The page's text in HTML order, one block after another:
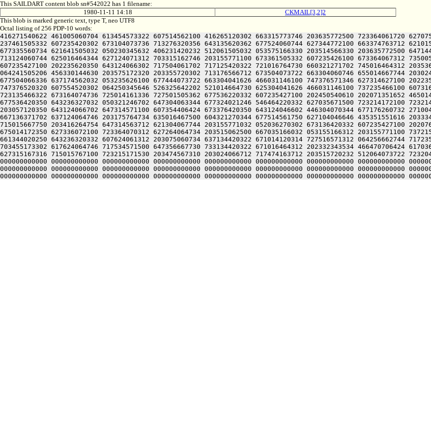
This SAILDART content blob sn#542022 has 1 filename:
1980-11-11 14:18
CKMAIL[3,2]2
This blob is marked generic text, type T, neo UTF8
Octal listing of 256 PDP-10 words:
416271540622 461005060704 613454573322 607514562100 416265120302 663315773746 203635772500 723364061720
237461505332 607235420302 673104073736 713276320356 643135620362 677524060744 627344772100 663374763712
677335560734 621641505032 050230345632 406231420232 512061505032 053575166330 203514566330 203635772500
713124060744 625016464344 627124071312 703315162746 203155771100 673361505332 607235426100 673364067312
607235427100 202235620350 643124066302 717504061702 717125420322 721016764730 660321271702 745016464312
064241505206 456330144630 203575172320 203355720302 713176566712 673504073722 663304060746 655014667744
677504066336 637174562032 053235626100 677444073722 663304041626 466031146100 747376571346 627314627100
747376520320 607554520302 064250345646 526325642202 521014664730 625304041626 466031146100 737235466100
723135466322 673164074736 725014161336 727501505362 677536220332 607235427100 202450540610 202071351652
677536420350 643236327032 050321246702 647304063344 677324021246 546464220332 627035671500 723214172100
203057120350 643124066702 647314571100 607354406424 673376420350 643124046602 446304070344 677176260732
667136371702 637124064746 203175764734 635016467500 604321270344 677514561750 627104046646 435351551616
715015667750 203416264754 647314563712 621304067744 203155771032 052036270302 673136420332 607235427100
675014172350 627336072100 723364070312 627264064734 203515062500 667035166032 053155166312 203155771100
661344020250 643236320332 607624061312 203075060734 637134420322 671014120314 727516571312 064256662744
703455173302 617624064746 717534571500 647356667730 733134420322 671016464312 202332343534 466470706424
627315167316 715015767100 723215171530 203474567310 203024066712 717474163712 203515720232 512064073722
000000000000 000000000000 000000000000 000000000000 000000000000 000000000000 000000000000 000000000000
000000000000 000000000000 000000000000 000000000000 000000000000 000000000000 000000000000 000000000000
000000000000 000000000000 000000000000 000000000000 000000000000 000000000000 000000000000 000000000000